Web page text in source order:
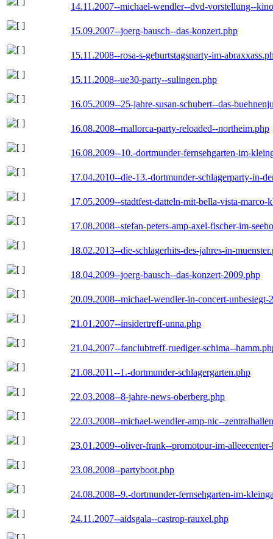
14.11.2007--michael-wendler--dvd-vorstellung--
15.09.2007--joerg-bausch--das-konzert.php
15.11.2008--rosa-s-geburtstagsparty-im-
15.11.2008--ue30-party--sulingen.php
16.05.2009--25-jahre-susan-schubert--das-
16.08.2008--mallorca-party-reloaded--northeim.php
16.08.2009--10.-dortmunder-fernsehgarten-im-
17.04.2010--die-13.-dortmunder-schlagerparty-in-
17.05.2009--stadtfest-datteln-mit-bella-vista-marco-
17.08.2008--stefan-peters-amp-axel-fischer-im-
18.02.2013--die-schlagerhits-des-jahres-in-
18.04.2009--joerg-bausch--das-konzert-2009.php
20.09.2008--michael-wendler-in-concert-unbesiegt-
21.01.2007--insidertreff-unna.php
21.04.2007--fanclubtreff-ruediger-schima--
21.08.2011--1.-dortmunder-schlagergarten.php
22.03.2008--8-jahre-news-oberberg.php
22.03.2008--michael-wendler-amp-nic--
23.01.2009--oliver-frank--promotour-im-
23.08.2008--partyboot.php
24.08.2008--9.-dortmunder-fernsehgarten-im-
24.11.2007--aidsgala--castrop-rauxel.php